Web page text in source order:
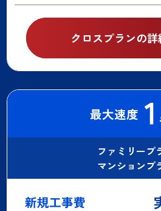
クロスプランの詳
ファミリープ
マンションプ